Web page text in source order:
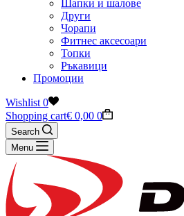
Шапки и шалове
Други
Чорапи
Фитнес аксесоари
Топки
Ръкавици
Промоции
Wishlist 0
Shopping cart€ 0,00 0
Search
Menu